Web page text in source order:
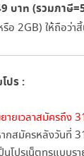
บาท (รวมภาษี
รือ 2GB) ให้ถือว่
ปร :
ายเวลาสมัครถึง
กสมัครหลังวันที่